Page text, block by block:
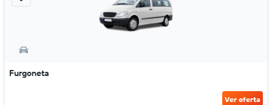
Furgoneta
Ver oferta